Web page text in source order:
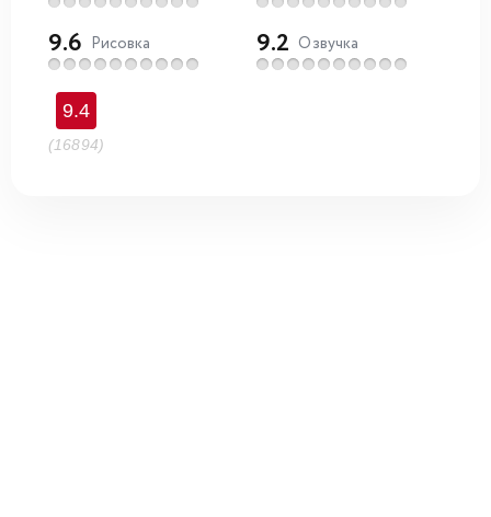
9.6 Рисовка 9.2 Озвучка
9.4
(16894)